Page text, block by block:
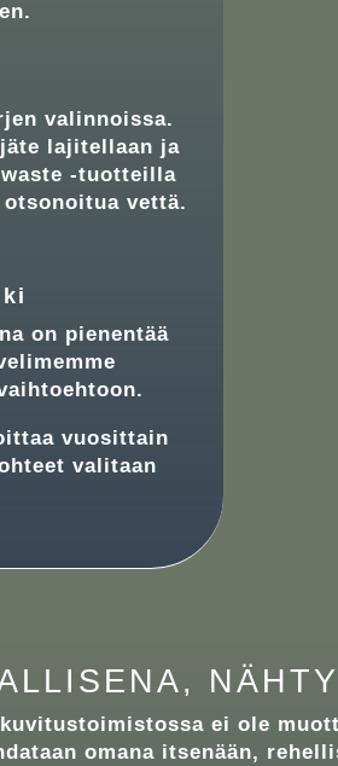
valinnoissa.
lajitellaan ja
-tuotteilla
vettä.
on pienentää
vuosittain
valitaan
ei ole
omana itsenään,